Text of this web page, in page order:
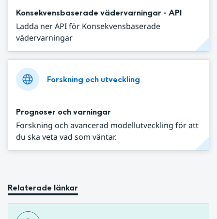
Konsekvensbaserade vädervarningar - API
Ladda ner API för Konsekvensbaserade
vädervarningar
Forskning och utveckling
Prognoser och varningar
Forskning och avancerad modellutveckling för att
du ska veta vad som väntar.
Relaterade länkar